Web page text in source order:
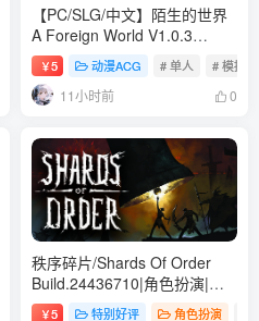
# 角色扮演
【PC/SLG/中文】陌生的世界
A Foreign World V1.0.3
STEAM官方中文版【1.8GB】
￥5 动漫ACG # 单人 # 模拟
11小时前 0
# 3D
秩序碎片/Shards Of Order
Build.24436710|角色扮演|容
量2.9GB|免安装绿色中文版
￥5 特别好评 角色扮演